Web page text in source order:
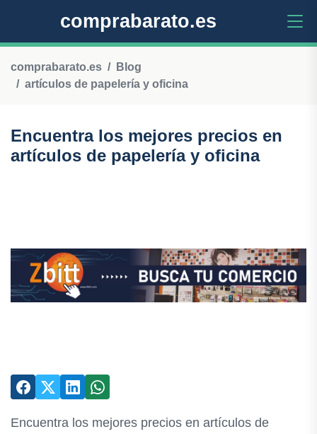
comprabarato.es
comprabarato.es
Blog
artículos de papelería y oficina
Encuentra los mejores precios en
artículos de papelería y oficina
Encuentra los mejores precios en artículos de